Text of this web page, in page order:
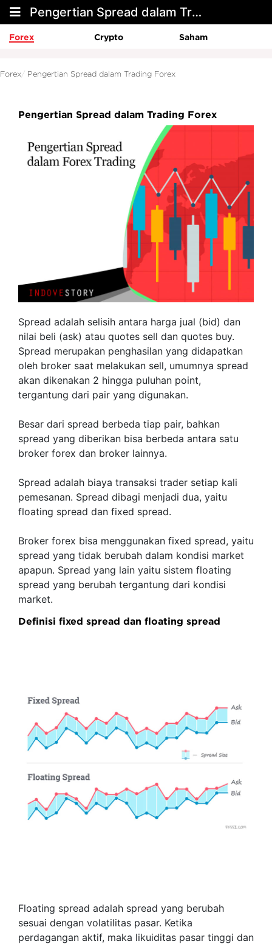
Pengertian Spread dalam Trading Forex
Forex Crypto Saham
Forex Pengertian Spread dalam Trading Forex
Pengertian Spread dalam Trading Forex
Spread adalah selisih antara harga jual (bid) dan
nilai beli (ask) atau quotes sell dan quotes buy.
Spread merupakan penghasilan yang didapatkan
oleh broker saat melakukan sell, umumnya spread
akan dikenakan 2 hingga puluhan point,
tergantung dari pair yang digunakan.
Besar dari spread berbeda tiap pair, bahkan
spread yang diberikan bisa berbeda antara satu
broker forex dan broker lainnya.
Spread adalah biaya transaksi trader setiap kali
pemesanan. Spread dibagi menjadi dua, yaitu
floating spread dan fixed spread.
Broker forex bisa menggunakan fixed spread, yaitu
spread yang tidak berubah dalam kondisi market
apapun. Spread yang lain yaitu sistem floating
spread yang berubah tergantung dari kondisi
market.
Definisi fixed spread dan floating spread
Floating spread adalah spread yang berubah
sesuai dengan volatilitas pasar. Ketika
perdagangan aktif, maka likuiditas pasar tinggi dan